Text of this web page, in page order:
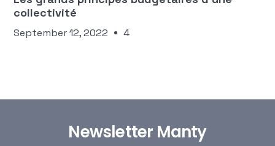
collectivité
September 12, 2022 4
Newsletter Manty